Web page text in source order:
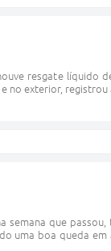
resgate líquido
exterior, registrou
semana que
boa queda em